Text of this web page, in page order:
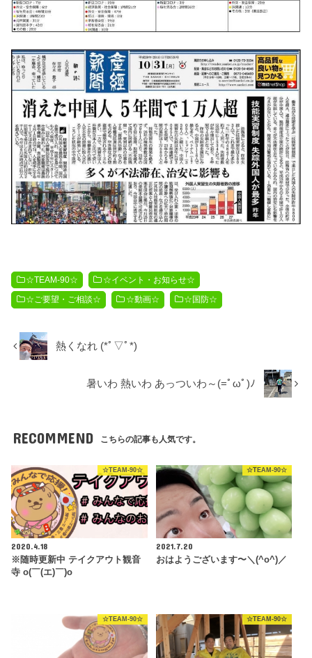
☆TEAM-90☆ ☆イベント・お知らせ☆
☆ご要望・ご相談☆ ☆動画☆ ☆国防☆
熱くなれ️ (*ﾟ▽ﾟ*)
暑いわ️ 熱いわ️ あっついわ～(=ﾟωﾟ)ﾉ
RECOMMEND こちらの記事も人気です。
☆TEAM-90☆
2020.4.18
※随時更新中 テイクアウト観音
寺 o(￣(エ)￣)o
☆TEAM-90☆
2021.7.20
おはようございます〜＼(^o^)／
☆TEAM-90☆ ☆TEAM-90☆